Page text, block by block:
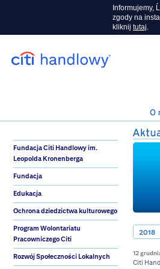
Informujemy,
zgody na
kliknij tutaj.
Fundacja Citi Handlowy im.
Leopolda Kronenberga
Fundacja
Edukacja
Ochrona dziedzictwa kulturowego
Program Wolontariatu
Pracowniczego Citi
Rozwój Społeczności Lokalnych
2018
12
Citi